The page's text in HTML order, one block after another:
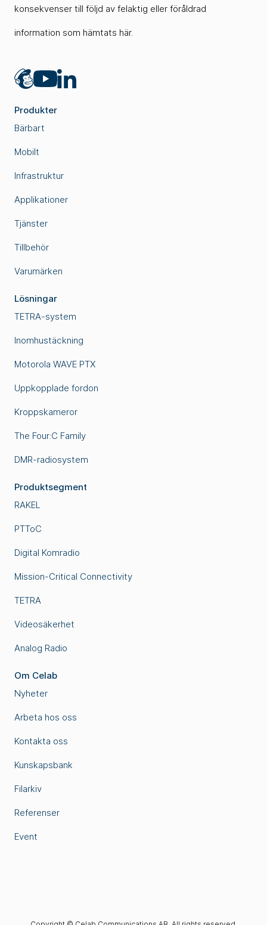
konsekvenser till följd av felaktig eller föråldrad
information som hämtats här.
Mailchimp
YouTubeLinkedIn
Produkter
Bärbart
Mobilt
Infrastruktur
Applikationer
Tjänster
Tillbehör
Varumärken
Lösningar
TETRA-system
Inomhustäckning
Motorola WAVE PTX
Uppkopplade fordon
Kroppskameror
The Four:C Family
DMR-radiosystem
Produktsegment
RAKEL
PTToC
Digital Komradio
Mission-Critical Connectivity
TETRA
Videosäkerhet
Analog Radio
Om Celab
Nyheter
Arbeta hos oss
Kontakta oss
Kunskapsbank
Filarkiv
Referenser
Event